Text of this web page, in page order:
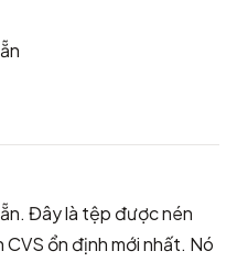
Đây là tệp được nén
ổn định mới nhất. Nó